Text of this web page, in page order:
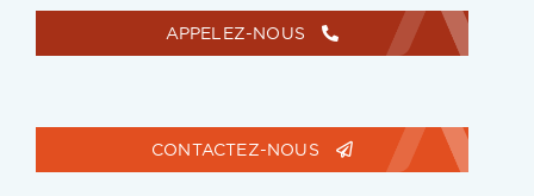
APPELEZ-NOUS
CONTACTEZ-NOUS